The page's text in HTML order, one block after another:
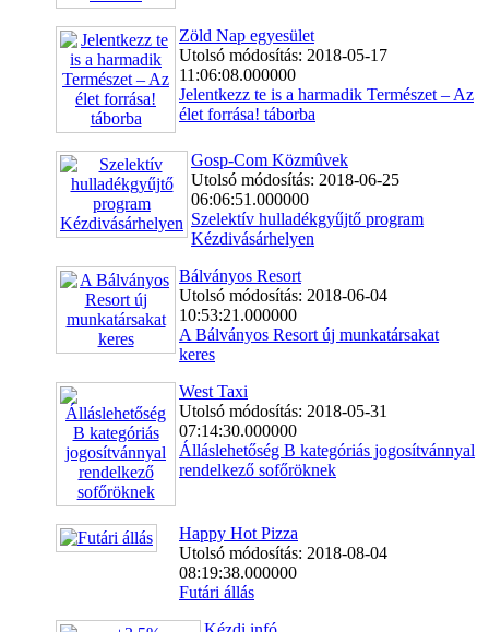
Zöld Nap egyesület
Utolsó módosítás: 2018-05-17
11:06:08.000000
Jelentkezz te is a harmadik Természet – Az
élet forrása! táborba
Gosp-Com Közmûvek
Utolsó módosítás: 2018-06-25
06:06:51.000000
Szelektív hulladékgyűjtő program
Kézdivásárhelyen
Bálványos Resort
Utolsó módosítás: 2018-06-04
10:53:21.000000
A Bálványos Resort új munkatársakat
keres
West Taxi
Utolsó módosítás: 2018-05-31
07:14:30.000000
Álláslehetőség B kategóriás jogosítvánnyal
rendelkező sofőröknek
Happy Hot Pizza
Utolsó módosítás: 2018-08-04
08:19:38.000000
Futári állás